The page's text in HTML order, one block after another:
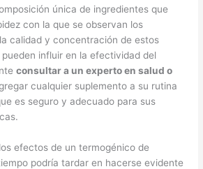
única de ingredientes que
con la que se observan los
calidad y concentración de estos
influir en la efectividad del
consultar a un experto en salud o
cualquier suplemento a su rutina
es seguro y adecuado para sus
efectos de un termogénico de
podría tardar en hacerse evidente